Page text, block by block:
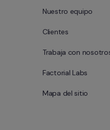
Nuestro equipo
Clientes
Trabaja con
Factorial Labs
Mapa del sitio